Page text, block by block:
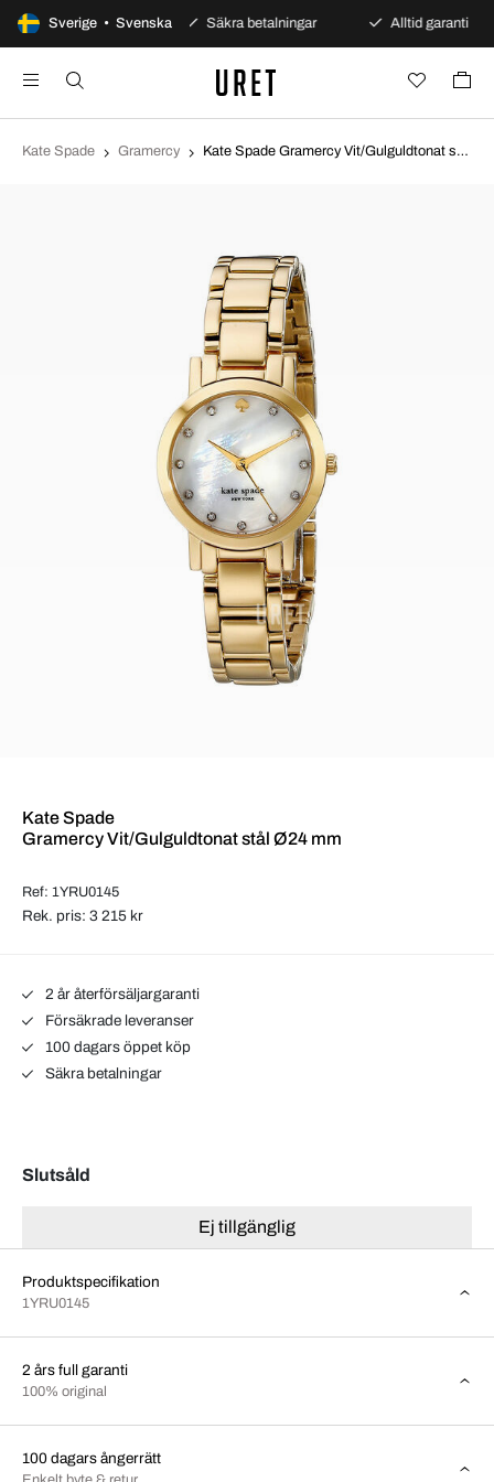
Sverige • Svenska
dagars öppet köp Säkra betalningar Alltid garanti
Kate Spade Gramercy Kate Spade Gramercy Vit/Gulguldtonat stål Ø24 mm 1YRU0145
Kate Spade
Gramercy Vit/Gulguldtonat stål Ø24 mm
Ref: 1YRU0145
Rek. pris: 3 215 kr
2 år återförsäljargaranti
Försäkrade leveranser
100 dagars öppet köp
Säkra betalningar
Slutsåld
Ej tillgänglig
Produktspecifikation
1YRU0145
2 års full garanti
100% original
100 dagars ångerrätt